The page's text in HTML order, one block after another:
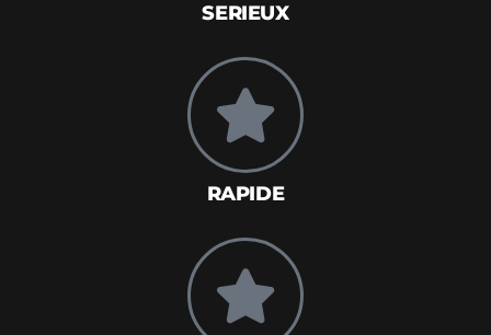
SERIEUX
RAPIDE